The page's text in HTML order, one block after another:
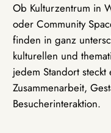
Ob Kulturzentrum in
oder Community
finden in ganz
kulturellen und
jedem Standort
Zusammenarbeit,
Besucherinteraktion.